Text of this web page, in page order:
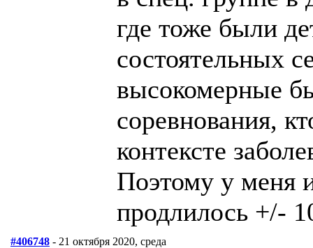
где тоже были
состоятельных
высокомерные
соревнования,
контексте
Поэтому у меня
продлилось +/-
#406748 - 21 октября 2020, среда